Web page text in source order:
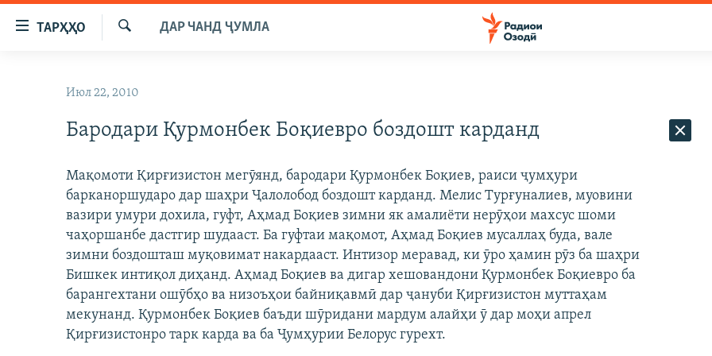
Пайвандҳои
дастрасӣ
ТАРҲҲО
ИҚТИСОД
ҚАЗИЯИ "КРОКУС"
ОСИЁИ МАРКАЗӢ
МЕҲМОНИ ОЗОДӢ
ВАРЗИШ
ГАПИ ОЗОД
РӮЗГОРИ МУҲОҶИР
ТАҲҚИҚОТ
ҶАНГ ДАР УКРАИНА
НАЗАРИ МАРДУМ
БЛОГИСТОН
ОЗОДӢ ОНЛАЙН
ЧАНДРАСОНАӢ
НИГОРИСТОН
РӮЙХАТҲО
КИТОБҲОИ ОЗОДӢ
ДАР ЧАНД ҶУМЛА
Июл 22, 2010
Бародари Қурмонбек Боқиевро боздошт карданд
Мақомоти Қирғизистон мегӯянд, бародари Қурмонбек Боқиев, раиси ҷумҳури
барканоршударо дар шаҳри Ҷалолобод боздошт карданд. Мелис Турғуналиев, муовини
вазири умури дохила, гуфт, Аҳмад Боқиев зимни як амалиёти нерӯҳои махсус шоми
чаҳоршанбе дастгир шудааст. Ба гуфтаи мақомот, Аҳмад Боқиев мусаллаҳ буда, вале
зимни боздошташ муқовимат накардааст. Интизор меравад, ки ӯро ҳамин рӯз ба шаҳри
Бишкек интиқол диҳанд. Аҳмад Боқиев ва дигар хешовандони Қурмонбек Боқиевро ба
барангехтани ошӯбҳо ва низоъҳои байниқавмӣ дар ҷануби Қирғизистон муттаҳам
мекунанд. Қурмонбек Боқиев баъди шӯридани мардум алайҳи ӯ дар моҳи апрел
Қирғизистонро тарк карда ва ба Ҷумҳурии Белорус гурехт.